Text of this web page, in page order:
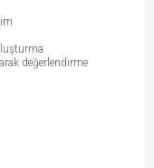
değerlendirme